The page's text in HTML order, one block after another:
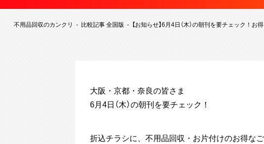
不用品回収のカンクリ 比較記事 全国版 【お知らせ】6月4日（木）の朝刊を要チェック！
大阪・京都・奈良の皆さま
6月4日（木）の朝刊を要チェック！
折込チラシに、不用品回収・お片付けのお得なご